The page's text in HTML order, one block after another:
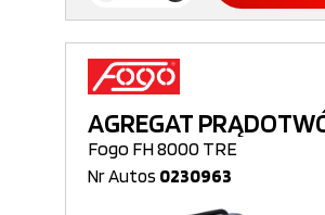
AGREGAT
Fogo FH 8000 TRE
Nr Autos 0230963